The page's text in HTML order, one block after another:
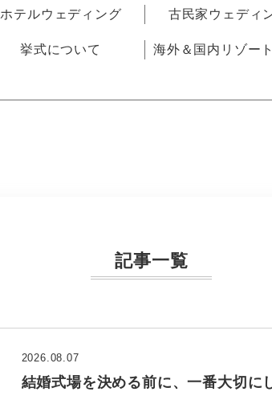
ホテルウェディング 古民家ウェディ
挙式について 海外＆国内リゾー
記事一覧
結婚式場を決める前に、一番大切に
2026.08.07